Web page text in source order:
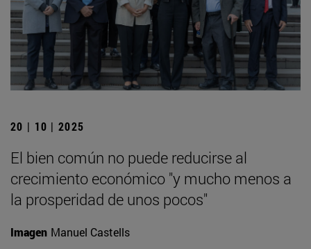
20 | 10 | 2025
El bien común no puede reducirse al
crecimiento económico "y mucho menos a
la prosperidad de unos pocos"
Imagen Manuel Castells